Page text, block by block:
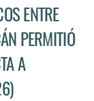
ENTRE
PERMITIÓ
A